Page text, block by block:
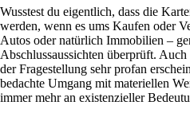
Wuss­test du eigent­lich, dass die
werden, wenn es ums Kaufen oder
Autos oder natür­lich Immo­bi­lien –
Abschluss­aus­sichten über­prüft.
der Fra­ge­stel­lung sehr profan
bedachte Umgang mit mate­ri­ellen
immer mehr an exi­sten­zi­eller